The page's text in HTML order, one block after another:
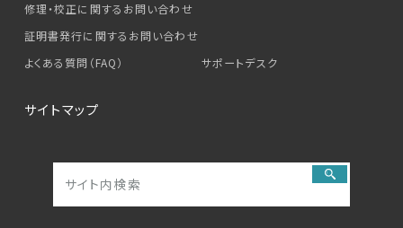
修理・校正に関するお問い合わせ
証明書発行に関するお問い合わせ
よくある質問（FAQ）
サポートデスク
サイトマップ